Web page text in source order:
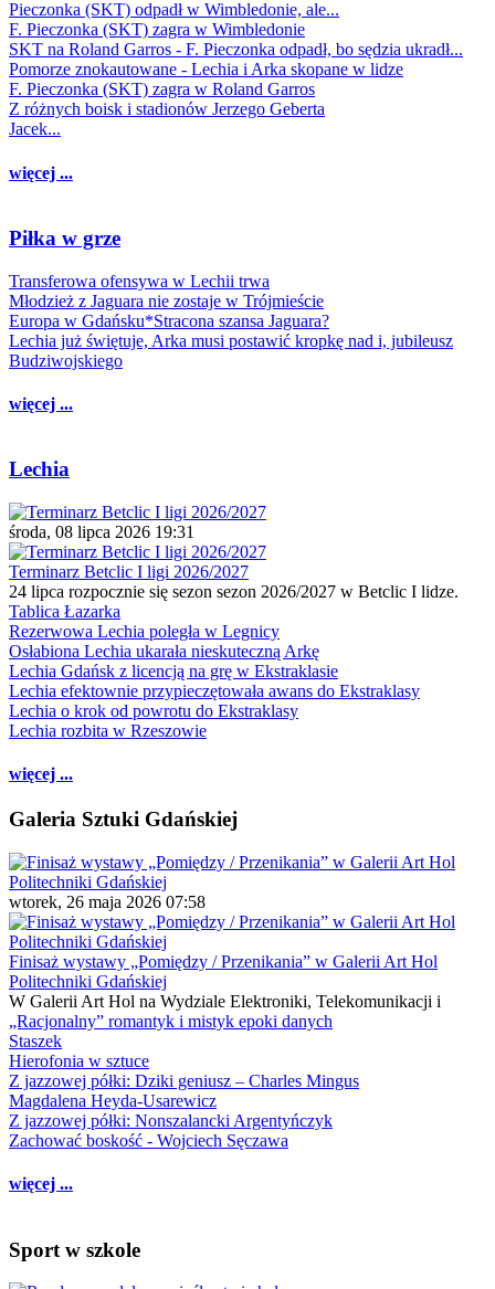
Pieczonka (SKT) odpadł w Wimbledonie, ale...
F. Pieczonka (SKT) zagra w Wimbledonie
SKT na Roland Garros - F. Pieczonka odpadł, bo sędzia ukradł...
Pomorze znokautowane - Lechia i Arka skopane w lidze
F. Pieczonka (SKT) zagra w Roland Garros
Z różnych boisk i stadionów Jerzego Geberta
Jacek...
więcej ...
Piłka w grze
Transferowa ofensywa w Lechii trwa
Młodzież z Jaguara nie zostaje w Trójmieście
Europa w Gdańsku*Stracona szansa Jaguara?
Lechia już świętuje, Arka musi postawić kropkę nad i, jubileusz
Budziwojskiego
więcej ...
Lechia
środa, 08 lipca 2026 19:31
Terminarz Betclic I ligi 2026/2027
24 lipca rozpocznie się sezon sezon 2026/2027 w Betclic I lidze.
Tablica Łazarka
Rezerwowa Lechia poległa w Legnicy
Osłabiona Lechia ukarała nieskuteczną Arkę
Lechia Gdańsk z licencją na grę w Ekstraklasie
Lechia efektownie przypieczętowała awans do Ekstraklasy
Lechia o krok od powrotu do Ekstraklasy
Lechia rozbita w Rzeszowie
więcej ...
Galeria Sztuki Gdańskiej
wtorek, 26 maja 2026 07:58
Finisaż wystawy „Pomiędzy / Przenikania” w Galerii Art Hol
Politechniki Gdańskiej
W Galerii Art Hol na Wydziale Elektroniki, Telekomunikacji i
„Racjonalny” romantyk i mistyk epoki danych
Staszek
Hierofonia w sztuce
Z jazzowej półki: Dziki geniusz – Charles Mingus
Magdalena Heyda-Usarewicz
Z jazzowej półki: Nonszalancki Argentyńczyk
Zachować boskość - Wojciech Sęczawa
więcej ...
Sport w szkole